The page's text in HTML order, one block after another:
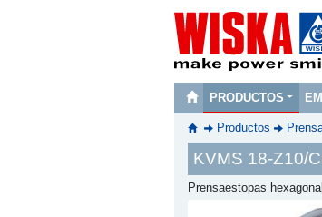
PRODUCTOS
Productos
KVMS 18-Z10/
Prensaestopas